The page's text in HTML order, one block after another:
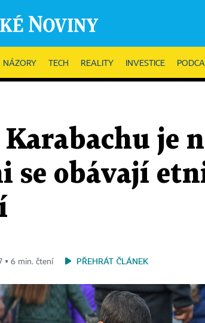
NÁZORY TECH REALITY INVESTICE
Karabachu je
se obávají
▪ 6 min. čtení PŘEHRÁT ČLÁNEK